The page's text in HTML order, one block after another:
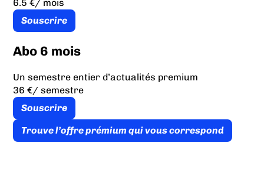
6.5 €/ mois
Souscrire
Abo 6 mois
Un semestre entier d’actualités premium
36 €/ semestre
Souscrire
Trouve l’offre prémium qui vous correspond